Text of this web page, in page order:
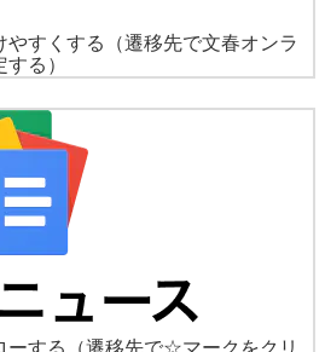
やすくする
（遷移先で文春オンラ
る）
ーする
（遷移先で☆マークをクリ